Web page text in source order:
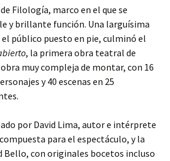
Filología, marco en el que se
y brillante función. Una larguísima
el público puesto en pie, culminó el
, la primera obra teatral de
muy compleja de montar, con 16
y 40 escenas en 25
por David Lima, autor e intérprete
para el espectáculo, y la
Bello, con originales bocetos incluso